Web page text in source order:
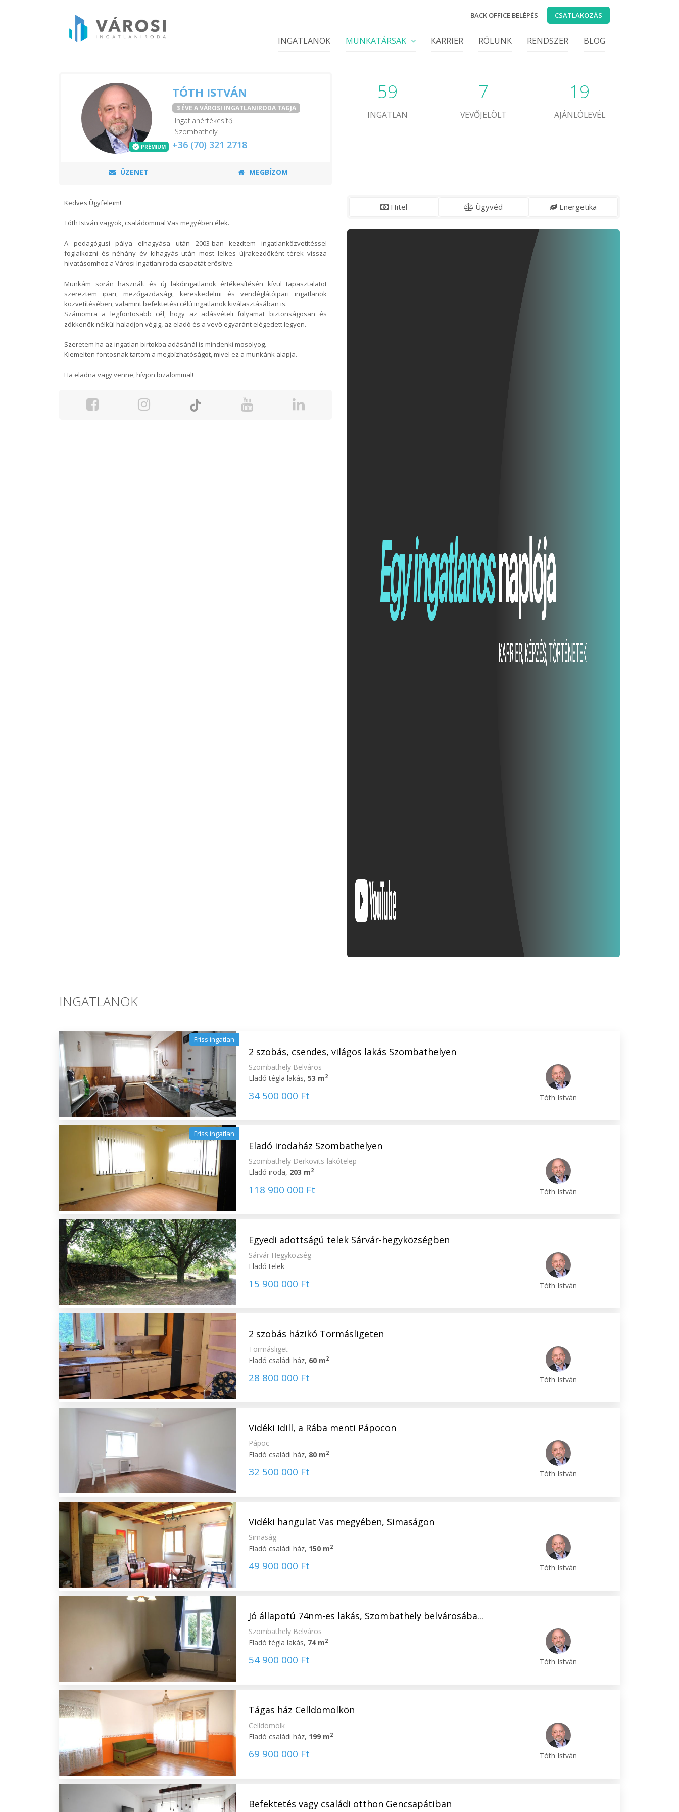
BACK OFFICE BELÉPÉS CSATLAKOZÁS
INGATLANOK MUNKATÁRSAK KARRIER RÓLUNK RENDSZER BLOG
PRÉMIUM
TÓTH ISTVÁN
3 ÉVE A VÁROSI INGATLANIRODA TAGJA
Ingatlanértékesítő
Szombathely
+36 (70) 321 2718
ÜZENET MEGBÍZOM
59
INGATLAN
7
VEVŐJELÖLT
19
AJÁNLÓLEVÉL
Kedves Ügyfeleim!
Tóth István vagyok, családommal Vas megyében élek.
A pedagógusi pálya elhagyása után 2003-ban kezdtem ingatlanközvetítéssel
foglalkozni és néhány év kihagyás után most lelkes újrakezdőként térek vissza
hivatásomhoz a Városi Ingatlaniroda csapatát erősítve.
Munkám során használt és új lakóingatlanok értékesítésén kívül tapasztalatot
szereztem ipari, mezőgazdasági, kereskedelmi és vendéglátóipari ingatlanok
közvetítésében, valamint befektetési célú ingatlanok kiválasztásában is.
Számomra a legfontosabb cél, hogy az adásvételi folyamat biztonságosan és
zökkenők nélkül haladjon végig, az eladó és a vevő egyaránt elégedett legyen.
Szeretem ha az ingatlan birtokba adásánál is mindenki mosolyog.
Kiemelten fontosnak tartom a megbízhatóságot, mivel ez a munkánk alapja.
Ha eladna vagy venne, hívjon bizalommal!
Hitel Ügyvéd Energetika
INGATLANOK
Friss ingatlan
2 szobás, csendes, világos lakás Szombathelyen
Szombathely Belváros
Eladó tégla lakás, 53 m2
34 500 000 Ft Tóth István
Friss ingatlan
Eladó irodaház Szombathelyen
Szombathely Derkovits-lakótelep
Eladó iroda, 203 m2
118 900 000 Ft Tóth István
Egyedi adottságú telek Sárvár-hegyközségben
Sárvár Hegyközség
Eladó telek
15 900 000 Ft Tóth István
2 szobás házikó Tormásligeten
Tormásliget
Eladó családi ház, 60 m2
28 800 000 Ft Tóth István
Vidéki Idill, a Rába menti Pápocon
Pápoc
Eladó családi ház, 80 m2
32 500 000 Ft Tóth István
Vidéki hangulat Vas megyében, Simaságon
Simaság
Eladó családi ház, 150 m2
49 900 000 Ft Tóth István
Jó állapotú 74nm-es lakás, Szombathely belvárosába...
Szombathely Belváros
Eladó tégla lakás, 74 m2
54 900 000 Ft Tóth István
Tágas ház Celldömölkön
Celldömölk
Eladó családi ház, 199 m2
69 900 000 Ft Tóth István
Befektetés vagy családi otthon Gencsapátiban